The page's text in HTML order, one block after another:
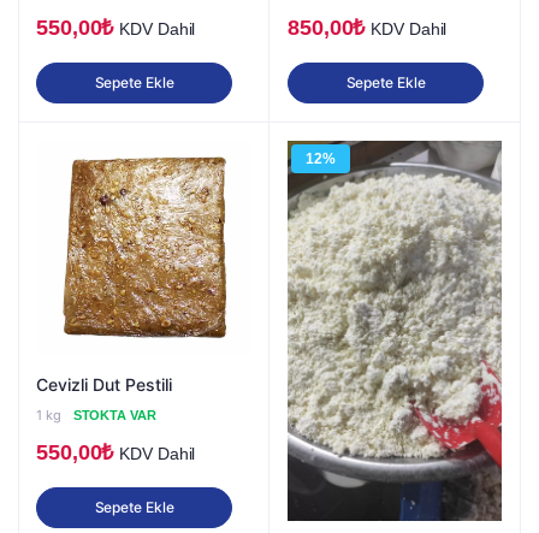
550,00₺ KDV Dahil
Sepete Ekle
850,00₺ KDV Dahil
Sepete Ekle
Cevizli Dut Pestili
1 kg STOKTA VAR
550,00₺ KDV Dahil
Sepete Ekle
12%